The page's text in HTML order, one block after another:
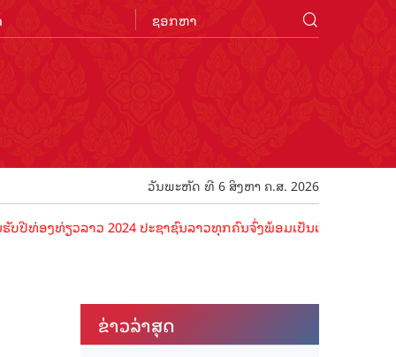
ວັນພະຫັດ ທີ 6 ສິງຫາ ຄ.ສ. 2026
ຽວລາວ 2024 ປະຊາຊົນລາວທຸກຄົນຈົ່ງພ້ອມເປັນເຈົ້າພາບທີ່ດີ ຕ້ອນຮັບນັ
ຂ່າວ​ລ່າ​ສຸດ